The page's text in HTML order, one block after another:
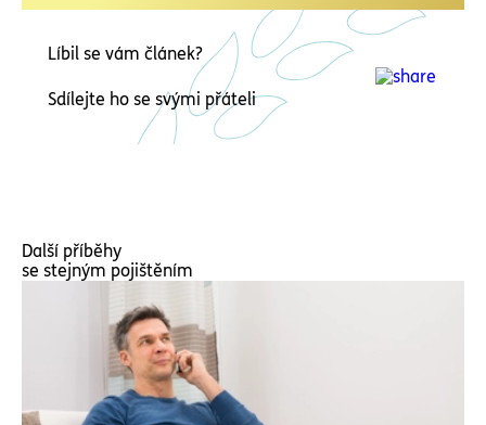
Líbil se vám článek?
Sdílejte ho se svými přáteli
Další příběhy
se stejným pojištěním